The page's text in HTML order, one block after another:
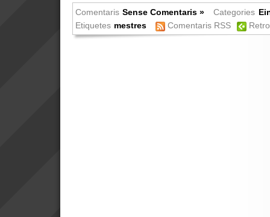
Comentaris Sense Comentaris » Categories
Etiquetes mestres Comentaris RSS